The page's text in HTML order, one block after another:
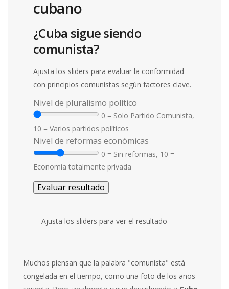
cubano
¿Cuba sigue siendo
comunista?
Ajusta los sliders para evaluar la conformidad
con principios comunistas según factores clave.
Nivel de pluralismo político
0 = Solo Partido Comunista,
10 = Varios partidos políticos
Nivel de reformas económicas
0 = Sin reformas, 10 =
Economía totalmente privada
Evaluar resultado
Ajusta los sliders para ver el resultado
Muchos piensan que la palabra "comunista" está
congelada en el tiempo, como una foto de los años